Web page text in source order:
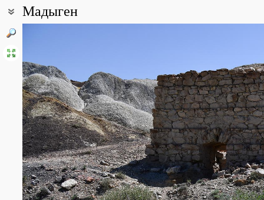
Мадыген
Урочище Мадыген находится в северных предгорьях
пестроцветные обнажения разного геологического возраста,
подвержена сильным эрозионным процессам, имеет
воды - немногочисленные солёные "ручьи". Флористическое
представлено рядом замечательных форм, присущих только
Linaria kokanica, Tanacetopsis santoana, Arnebia obovata,
sewerzowii, Bolbosaponaria intricata. Однако, такой
редок и мной не отмечен.
Все фотографии(288) Фото растений и лишайников(192)